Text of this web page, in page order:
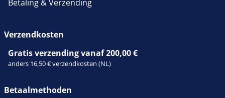
Betaling & Verzending
Verzendkosten
Gratis verzending vanaf 200,00 €
anders 16,50 € verzendkosten (NL)
Betaalmethoden